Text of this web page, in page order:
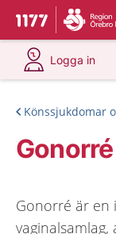
Till startsidan för
Du har
Logga in
på 1177.se
Könssjukdomar
Gonorré
Gonorré är en